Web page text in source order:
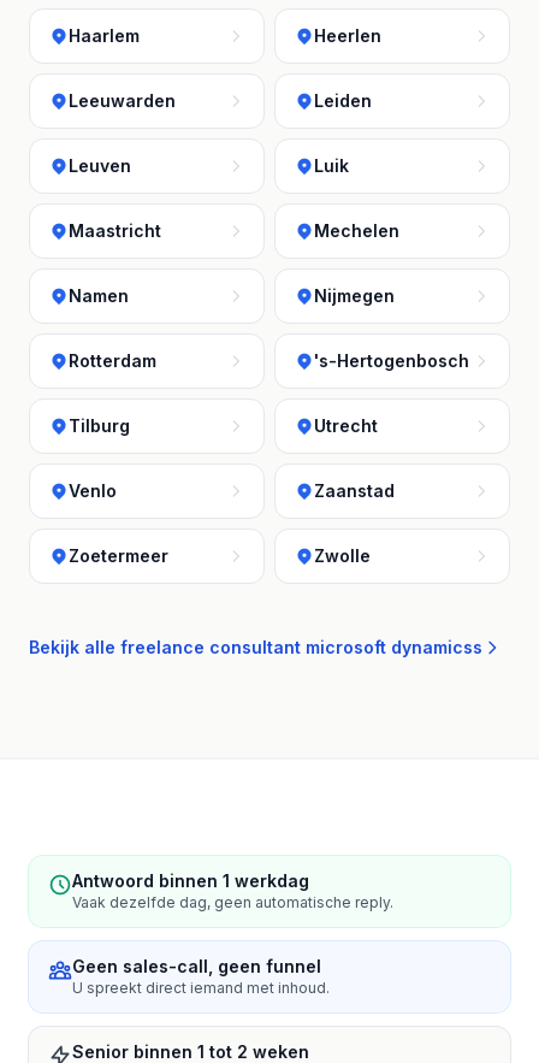
Haarlem Heerlen
Leeuwarden Leiden
Leuven Luik
Maastricht Mechelen
Namen Nijmegen
Rotterdam 's-Hertogenbosch
Tilburg Utrecht
Venlo Zaanstad
Zoetermeer Zwolle
Bekijk alle freelance consultant microsoft dynamicss
Antwoord binnen 1 werkdag
Vaak dezelfde dag, geen automatische reply.
Geen sales-call, geen funnel
U spreekt direct iemand met inhoud.
Senior binnen 1 tot 2 weken